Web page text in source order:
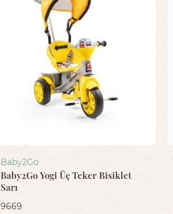
Baby2Go
Baby2Go Yogi Üç Teker Bisiklet
Sarı
9669